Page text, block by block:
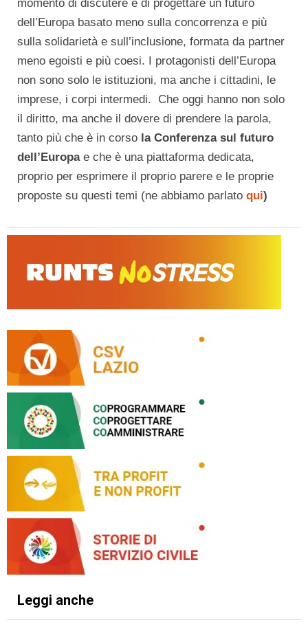
momento di discutere e di progettare un futuro
dell’Europa basato meno sulla concorrenza e più
sulla solidarietà e sull’inclusione, formata da partner
meno egoisti e più coesi. I protagonisti dell’Europa
non sono solo le istituzioni, ma anche i cittadini, le
imprese, i corpi intermedi. Che oggi hanno non solo
il diritto, ma anche il dovere di prendere la parola,
tanto più che è in corso la Conferenza sul futuro
dell’Europae che è una piattaforma dedicata,
proprio per esprimere il proprio parere e le proprie
proposte su questi temi (ne abbiamo parlato qui)
Leggi anche